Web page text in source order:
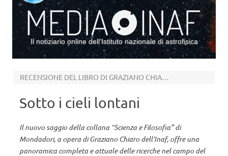
Il notiziario online dell’Istituto nazionale di astrofisica
RECENSIONE DEL LIBRO DI GRAZIANO CHIARO
Sotto i cieli lontani
Il nuovo saggio della collana “Scienza e Filosofia” di
Mondadori, a opera di Graziano Chiaro dell’Inaf, offre una
panoramica completa e attuale delle ricerche nel campo del